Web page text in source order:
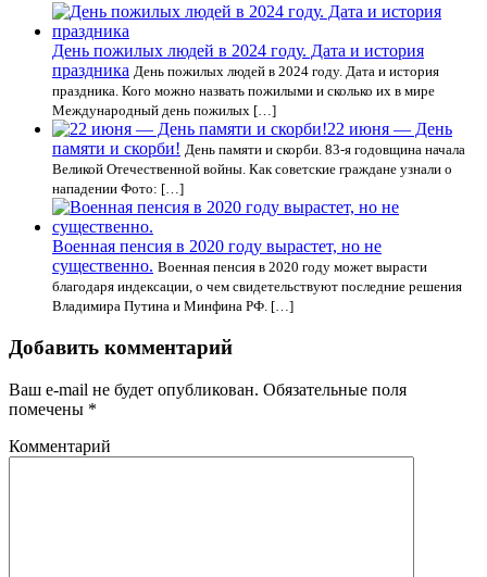
День пожилых людей в 2024 году. Дата и история
праздника День пожилых людей в 2024 году. Дата и история
праздника. Кого можно назвать пожилыми и сколько их в мире
Международный день пожилых […]
22 июня — День
памяти и скорби! День памяти и скорби. 83-я годовщина начала
Великой Отечественной войны. Как советские граждане узнали о
нападении Фото: […]
Военная пенсия в 2020 году вырастет, но не
существенно. Военная пенсия в 2020 году может вырасти
благодаря индексации, о чем свидетельствуют последние решения
Владимира Путина и Минфина РФ. […]
Добавить комментарий
Ваш e-mail не будет опубликован. Обязательные поля
помечены *
Комментарий